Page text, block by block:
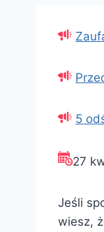
5
27
Jeśli
wiesz,